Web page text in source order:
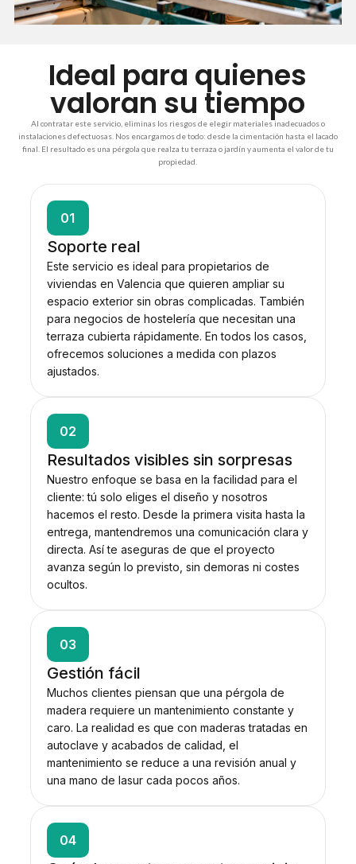
Ideal para quienes
valoran su tiempo
Al contratar este servicio, eliminas los riesgos de elegir materiales inadecuados o
instalaciones defectuosas. Nos encargamos de todo: desde la cimentación hasta el lacado
final. El resultado es una pérgola que realza tu terraza o jardín y aumenta el valor de tu
propiedad.
01
Soporte real
Este servicio es ideal para propietarios de
viviendas en Valencia que quieren ampliar su
espacio exterior sin obras complicadas. También
para negocios de hostelería que necesitan una
terraza cubierta rápidamente. En todos los casos,
ofrecemos soluciones a medida con plazos
ajustados.
02
Resultados visibles sin sorpresas
Nuestro enfoque se basa en la facilidad para el
cliente: tú solo eliges el diseño y nosotros
hacemos el resto. Desde la primera visita hasta la
entrega, mantendremos una comunicación clara y
directa. Así te aseguras de que el proyecto
avanza según lo previsto, sin demoras ni costes
ocultos.
03
Gestión fácil
Muchos clientes piensan que una pérgola de
madera requiere un mantenimiento constante y
caro. La realidad es que con maderas tratadas en
autoclave y acabados de calidad, el
mantenimiento se reduce a una revisión anual y
una mano de lasur cada pocos años.
04